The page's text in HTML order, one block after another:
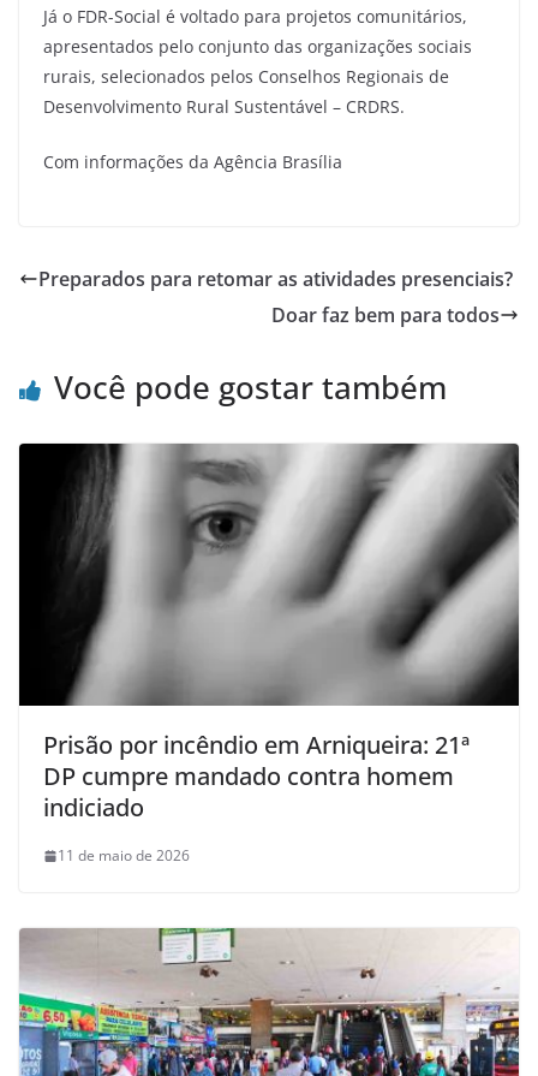
Já o FDR-Social é voltado para projetos comunitários,
apresentados pelo conjunto das organizações sociais
rurais, selecionados pelos Conselhos Regionais de
Desenvolvimento Rural Sustentável – CRDRS.
Com informações da Agência Brasília
Preparados para retomar as atividades presenciais?
Doar faz bem para todos
Você pode gostar também
Prisão por incêndio em Arniqueira: 21ª
DP cumpre mandado contra homem
indiciado
11 de maio de 2026